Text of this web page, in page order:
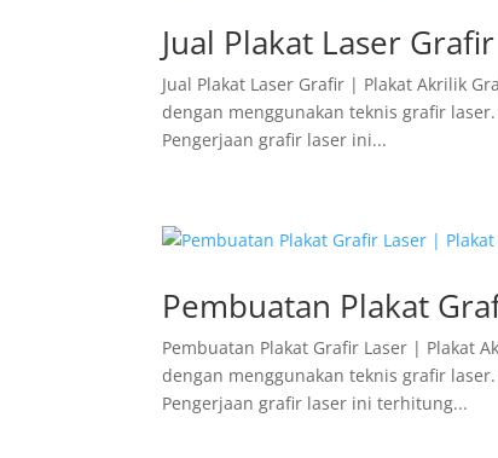
Jual Plakat Laser
Jual Plakat Laser Grafir | Plakat Akrilik
dengan menggunakan teknis grafir
Pengerjaan grafir laser ini...
Pembuatan Plakat
Pembuatan Plakat Grafir Laser | Plakat
dengan menggunakan teknis grafir
Pengerjaan grafir laser ini terhitung...